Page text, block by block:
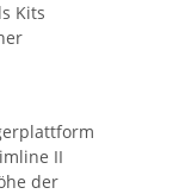
Kits
II
der